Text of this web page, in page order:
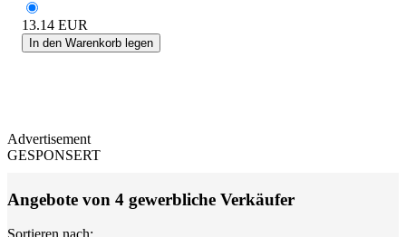
13.14 EUR
In den Warenkorb legen
Advertisement
GESPONSERT
Angebote von 4 gewerbliche Verkäufer